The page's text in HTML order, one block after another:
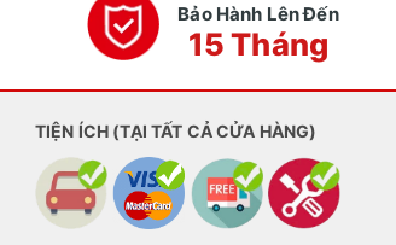
Bảo Hành Lên Đến
15 Tháng
TIỆN ÍCH (TẠI TẤT CẢ CỬA HÀNG)